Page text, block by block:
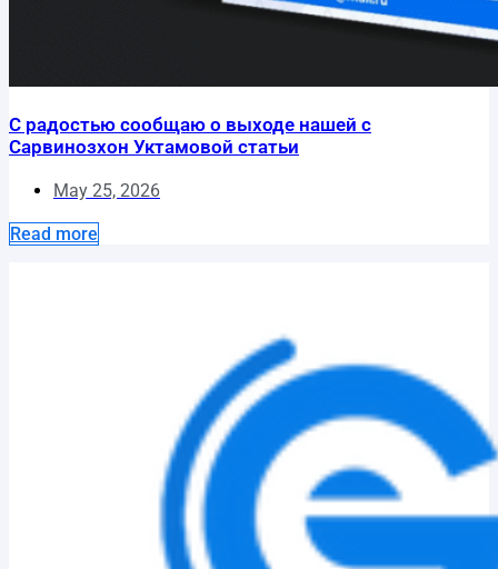
С радостью сообщаю о выходе нашей с
Сарвинозхон Уктамовой статьи
May 25, 2026
Read more